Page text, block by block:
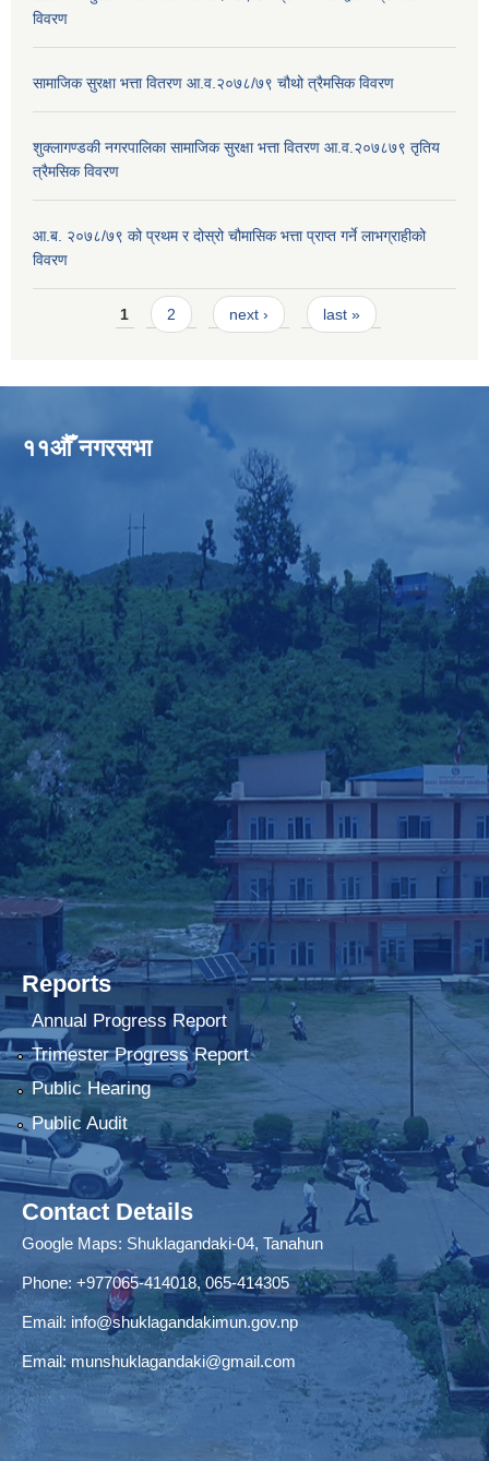
विवरण
सामाजिक सुरक्षा भत्ता वितरण आ.व.२०७८/७९ चौथो त्रैमसिक विवरण
शुक्लागण्डकी नगरपालिका सामाजिक सुरक्षा भत्ता वितरण आ.व.२०७८७९ तृतिय
त्रैमसिक विवरण
आ.ब. २०७८/७९ को प्रथम र दोस्रो चौमासिक भत्ता प्राप्त गर्ने लाभग्राहीको
विवरण
Pages1 2 next › last »
११औँ नगरसभा
Reports
Annual Progress Report
Trimester Progress Report
Public Hearing
Public Audit
Contact Details
Google Maps: Shuklagandaki-04, Tanahun
Phone: +977065-414018,065-414305
Email: info@shuklagandakimun.gov.np
Email:munshuklagandaki@gmail.com